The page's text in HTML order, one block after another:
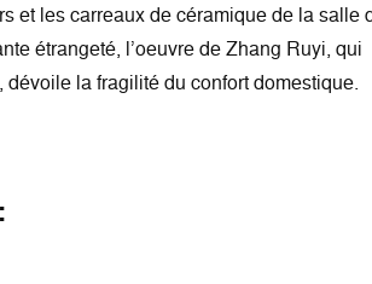
et les carreaux de céramique de la salle
étrangeté, l’oeuvre de Zhang Ruyi, qui
la fragilité du confort domestique.